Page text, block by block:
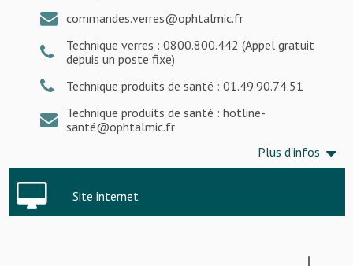
commandes.verres@ophtalmic.fr
Technique verres : 0800.800.442 (Appel gratuit
depuis un poste fixe)
Technique produits de santé : 01.49.90.74.51
Technique produits de santé : hotline-
santé@ophtalmic.fr
Plus d'infos
Site internet